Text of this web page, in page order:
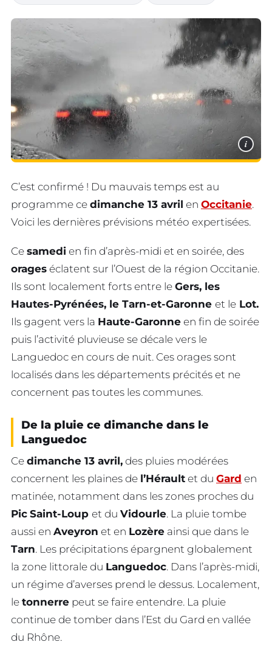
i
C’est confirmé ! Du mauvais temps est au
programme ce dimanche 13 avril en Occitanie.
Voici les dernières prévisions météo expertisées.
Ce samedi en fin d’après-midi et en soirée, des
orages éclatent sur l’Ouest de la région Occitanie.
Ils sont localement forts entre le Gers, les
Hautes-Pyrénées, le Tarn-et-Garonne et le Lot.
Ils gagent vers la Haute-Garonne en fin de soirée
puis l’activité pluvieuse se décale vers le
Languedoc en cours de nuit. Ces orages sont
localisés dans les départements précités et ne
concernent pas toutes les communes.
De la pluie ce dimanche dans le
Languedoc
Ce dimanche 13 avril, des pluies modérées
concernent les plaines de l’Hérault et du Gard en
matinée, notamment dans les zones proches du
Pic Saint-Loup et du Vidourle. La pluie tombe
aussi en Aveyron et en Lozère ainsi que dans le
Tarn. Les précipitations épargnent globalement
la zone littorale du Languedoc. Dans l’après-midi,
un régime d’averses prend le dessus. Localement,
le tonnerre peut se faire entendre. La pluie
continue de tomber dans l’Est du Gard en vallée
du Rhône.